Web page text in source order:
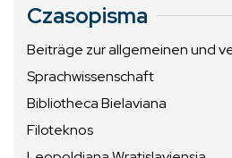
Czasopisma
Beiträge zur allgemeinen und
Sprachwissenschaft
Bibliotheca Bielaviana
Filoteknos